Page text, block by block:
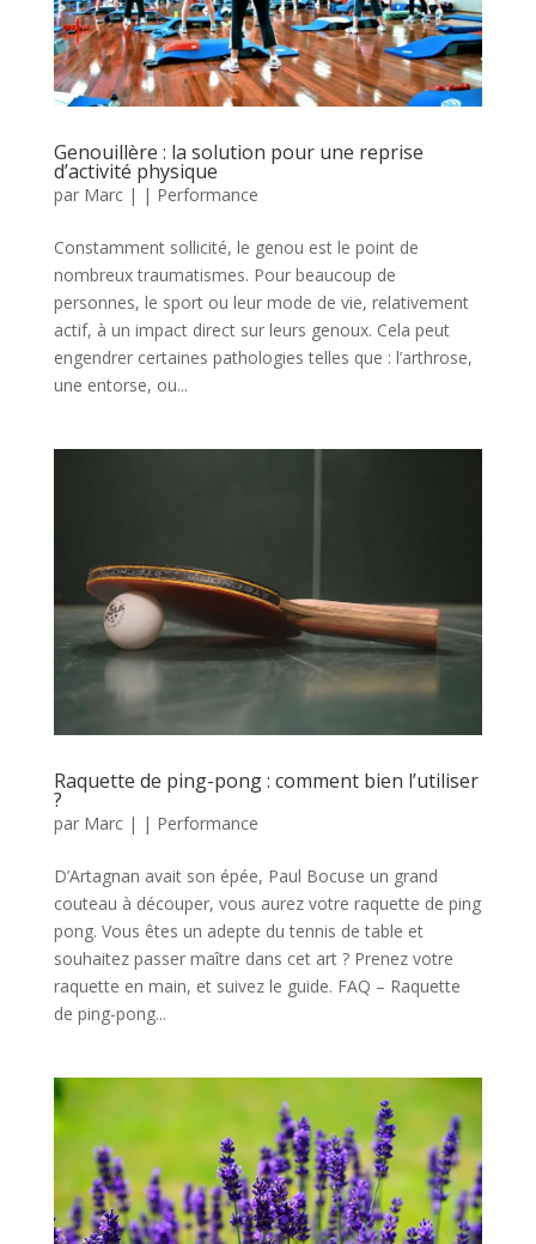
Genouillère : la solution pour une reprise
d’activité physique
par Marc| | Performance
Constamment sollicité, le genou est le point de
nombreux traumatismes. Pour beaucoup de
personnes, le sport ou leur mode de vie, relativement
actif, à un impact direct sur leurs genoux. Cela peut
engendrer certaines pathologies telles que : l’arthrose,
une entorse, ou...
Raquette de ping-pong : comment bien l’utiliser
?
par Marc| | Performance
D’Artagnan avait son épée, Paul Bocuse un grand
couteau à découper, vous aurez votre raquette de ping
pong. Vous êtes un adepte du tennis de table et
souhaitez passer maître dans cet art ? Prenez votre
raquette en main, et suivez le guide. FAQ – Raquette
de ping-pong...